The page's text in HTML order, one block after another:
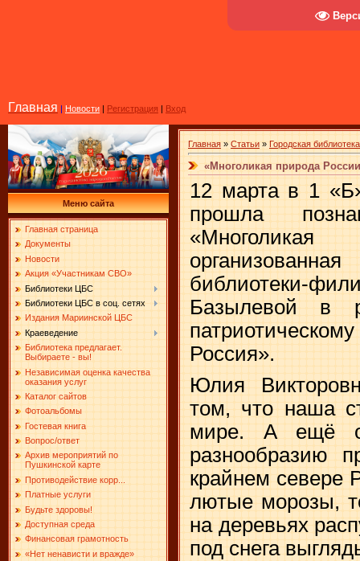
Главная | Новости | Регистрация | Вход
Меню сайта
Главная страница
Документы
Новости
Акция «Участникам СВО»
Библиотеки ЦБС
Библиотеки ЦБС в соц. сетях
Издания Мариинской ЦБС
Краеведение
Библиотека предлагает.
Выбираете - вы!
Независимая оценка качества
оказания услуг
Каталог сайтов
Фотоальбомы
Гостевая книга
Вопрос/ответ
Архив мероприятий по
Пушкинской карте
Противодействие корр...
Платные услуги
Будьте здоровы!
Доступная среда
Финансовая грамотность
«Нет ненависти и вражде»
Главная » Статьи » Городская
«Многоликая природа
12 марта в 1
прошла
Базылевой в
Россия».
Юлия
том, что наша
мире. А ещё
разнообразию
крайнем севере
лютые морозы,
на деревьях
под снега